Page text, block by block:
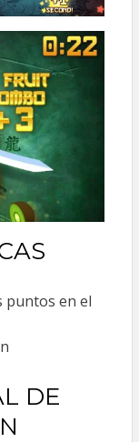
puntos en el
DE